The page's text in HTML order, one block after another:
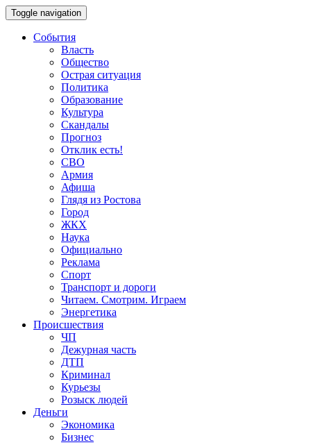
Toggle navigation
События
Власть
Общество
Острая ситуация
Политика
Образование
Культура
Скандалы
Прогноз
Отклик есть!
СВО
Армия
Афиша
Глядя из Ростова
Город
ЖКХ
Наука
Официально
Реклама
Спорт
Транспорт и дороги
Читаем. Смотрим. Играем
Энергетика
Происшествия
ЧП
Дежурная часть
ДТП
Криминал
Курьезы
Розыск людей
Деньги
Экономика
Бизнес